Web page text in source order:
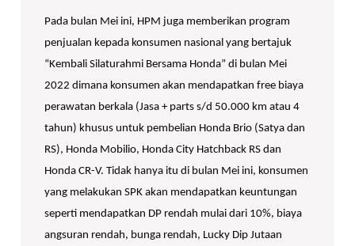
Pada bulan Mei ini, HPM juga memberikan program
penjualan kepada konsumen nasional yang bertajuk
“Kembali Silaturahmi Bersama Honda” di bulan Mei
2022 dimana konsumen akan mendapatkan free biaya
perawatan berkala (Jasa + parts s/d 50.000 km atau 4
tahun) khusus untuk pembelian Honda Brio (Satya dan
RS), Honda Mobilio, Honda City Hatchback RS dan
Honda CR-V. Tidak hanya itu di bulan Mei ini, konsumen
yang melakukan SPK akan mendapatkan keuntungan
seperti mendapatkan DP rendah mulai dari 10%, biaya
angsuran rendah, bunga rendah, Lucky Dip Jutaan